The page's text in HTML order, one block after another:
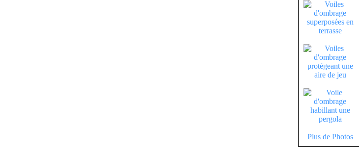
Plus de Photos